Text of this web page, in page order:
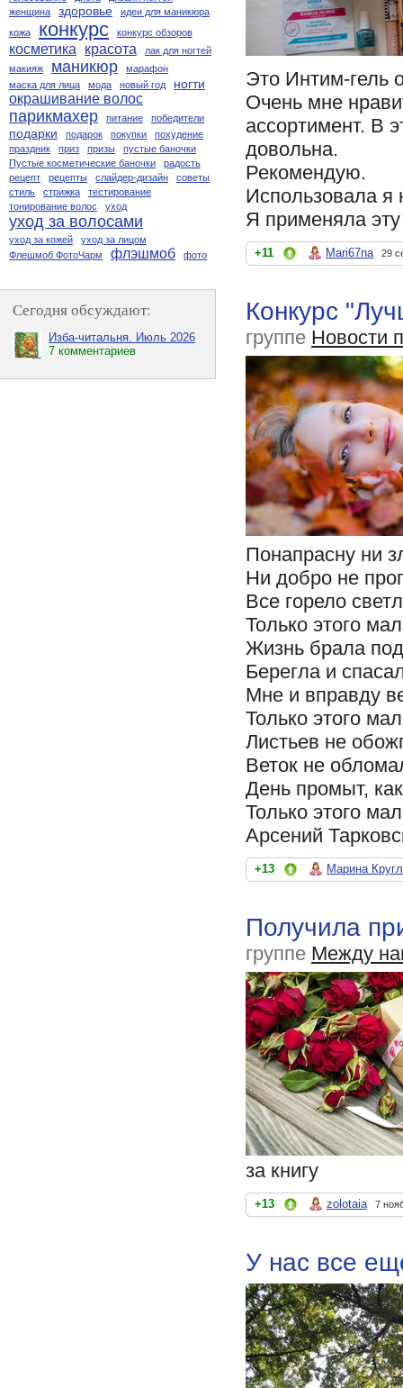
Это Интим-гель
Очень мне
ассортимент. В
довольна.
Рекомендую.
Использовала я
Я применяла
+11 Mari67na 29
Конкурс
группе Новости
Понапрасну ни
Ни добро не
Все горело
Только этого
Жизнь брала
Берегла и
Мне и вправду
Только этого
Листьев не
Веток не
День промыт,
Только этого
Арсений
+13 Марина
Получила
группе Между
за книгу
+13 zolotaia 7
У нас все
женщина
здоровье
идеи для маникюра
кожа
конкурс конкурс обзоров
косметика красота
лак для ногтей
макияж
маникюр
марафон
маска для лица
мода новый год ногти
окрашивание волос
парикмахер питание победители
подарки подарок покупки
похудение
праздник
приз призы
пустые баночки
Пустые косметические баночки
радость
рецепт
рецепты слайдер-дизайн
советы
стиль
стрижка
тестирование
тонирование волос
уход
уход за волосами
уход за кожей
уход за лицом
Флешмоб ФотоЧарм
флэшмоб фото
Сегодня обсуждают:
Изба-читальня. Июль 2026
7 комментариев